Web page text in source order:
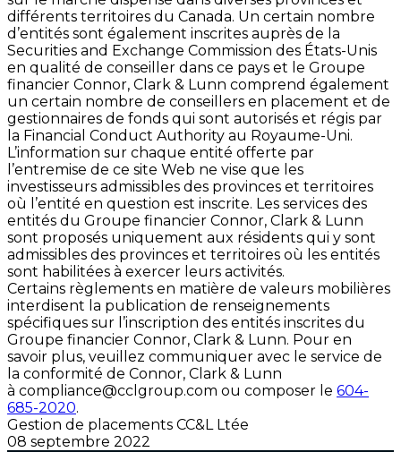
différents territoires du Canada. Un certain nombre
d’entités sont également inscrites auprès de la
Securities and Exchange Commission des États-Unis
en qualité de conseiller dans ce pays et le Groupe
financier Connor, Clark & Lunn comprend également
un certain nombre de conseillers en placement et de
gestionnaires de fonds qui sont autorisés et régis par
la Financial Conduct Authority au Royaume-Uni.
L’information sur chaque entité offerte par
l’entremise de ce site Web ne vise que les
investisseurs admissibles des provinces et territoires
où l’entité en question est inscrite. Les services des
entités du Groupe financier Connor, Clark & Lunn
sont proposés uniquement aux résidents qui y sont
admissibles des provinces et territoires où les entités
sont habilitées à exercer leurs activités.
Certains règlements en matière de valeurs mobilières
interdisent la publication de renseignements
spécifiques sur l’inscription des entités inscrites du
Groupe financier Connor, Clark & Lunn. Pour en
savoir plus, veuillez communiquer avec le service de
la conformité de Connor, Clark & Lunn
à compliance@cclgroup.com ou composer le 604-
685-2020.
Gestion de placements CC&L Ltée
08 septembre 2022